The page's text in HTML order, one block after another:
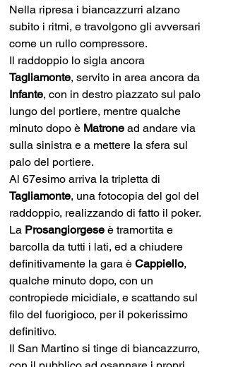
Nella ripresa i biancazzurri alzano
subito i ritmi, e travolgono gli avversari
come un rullo compressore.
Il raddoppio lo sigla ancora
Tagliamonte, servito in area ancora da
Infante, con in destro piazzato sul palo
lungo del portiere, mentre qualche
minuto dopo è Matrone ad andare via
sulla sinistra e a mettere la sfera sul
palo del portiere.
Al 67esimo arriva la tripletta di
Tagliamonte, una fotocopia del gol del
raddoppio, realizzando di fatto il poker.
La Prosangiorgese è tramortita e
barcolla da tutti i lati, ed a chiudere
definitivamente la gara è Cappiello,
qualche minuto dopo, con un
contropiede micidiale, e scattando sul
filo del fuorigioco, per il pokerissimo
definitivo.
Il San Martino si tinge di biancazzurro,